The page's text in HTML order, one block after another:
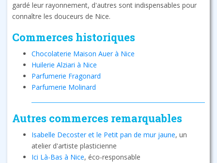
gardé leur rayonnement, d'autres sont indispensables pour
connaître les douceurs de Nice.
Commerces historiques
Chocolaterie Maison Auer à Nice
Huilerie Alziari à Nice
Parfumerie Fragonard
Parfumerie Molinard
Autres commerces remarquables
Isabelle Decoster et le Petit pan de mur jaune, un
atelier d'artiste plasticienne
Ici Là-Bas à Nice, éco-responsable